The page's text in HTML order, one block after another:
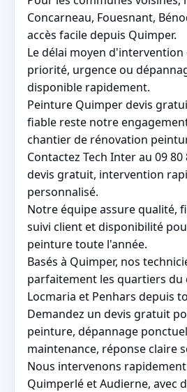
Concarneau, Fouesnant,
accès facile depuis Quimper.
Le délai moyen d'intervention
priorité, urgence ou
disponible rapidement.
Peinture Quimper devis
fiable reste notre
chantier de rénovation
Contactez Tech Inter au 09
devis gratuit, intervention
personnalisé.
Notre équipe assure qualité,
suivi client et disponibilité
peinture toute l'année.
Basés à Quimper, nos
parfaitement les quartiers du
Locmaria et Penhars depuis
Demandez un devis gratuit
peinture, dépannage
maintenance, réponse claire
Nous intervenons
Quimperlé et Audierne, avec